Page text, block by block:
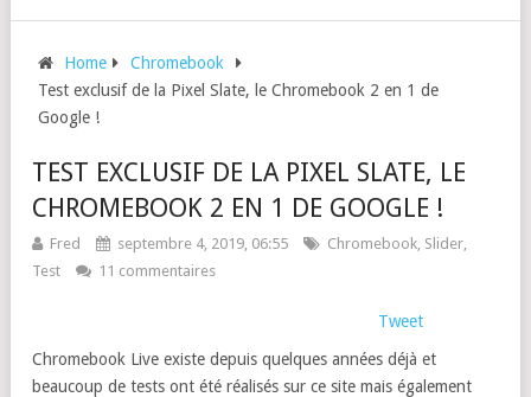
Home
Chromebook
Test exclusif de la Pixel Slate, le Chromebook 2 en 1 de
Google !
TEST EXCLUSIF DE LA PIXEL SLATE, LE
CHROMEBOOK 2 EN 1 DE GOOGLE !
Fred septembre 4, 2019, 06:55 Chromebook, Slider,
Test
11 commentaires
Tweet
Chromebook Live existe depuis quelques années déjà et
beaucoup de tests ont été réalisés sur ce site mais également